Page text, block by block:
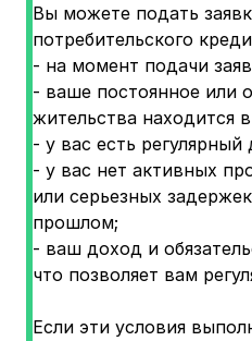
Вы можете подать
потребительского
- на момент подачи
- ваше постоянное или
жительства находится
- у вас есть
- у вас нет активных
или серьезных
прошлом;
- ваш доход и
что позволяет вам
Если эти условия